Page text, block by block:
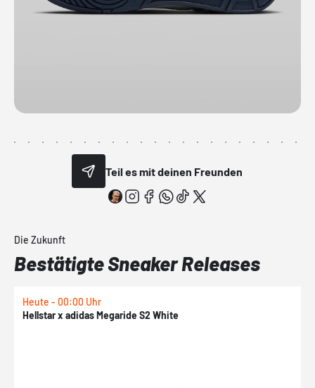
Teil es mit deinen Freunden
Die Zukunft
Bestätigte Sneaker Releases
Heute - 00:00 Uhr
Hellstar x adidas Megaride S2 White